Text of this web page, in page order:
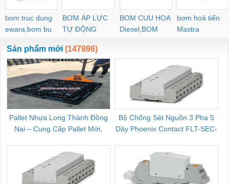
bom truc dung
ewara,bom bu
ewara
BƠM ÁP LỰC
TỰ ĐỘNG
BOM CUU HOA
Diesel,BOM
CHUA CHAY
bơm hoả tiển
Mastra
Sản phẩm mới (147896)
Pallet Nhựa Long Thành Đồng
Nai – Cung Cấp Pallet Mới,
Bộ Chống Sét Nguồn 3 Pha 5
Dây Phoenix Contact FLT-SEC-